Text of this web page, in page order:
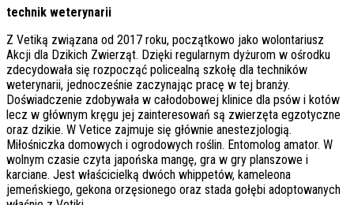
technik weterynarii
Z Vetiką związana od 2017 roku, początkowo jako wolontariusz
Akcji dla Dzikich Zwierząt. Dzięki regularnym dyżurom w ośrodku
zdecydowała się rozpocząć policealną szkołę dla techników
weterynarii, jednocześnie zaczynając pracę w tej branży.
Doświadczenie zdobywała w całodobowej klinice dla psów i kotów
lecz w głównym kręgu jej zainteresowań są zwierzęta egzotyczne
oraz dzikie. W Vetice zajmuje się głównie anestezjologią.
Miłośniczka domowych i ogrodowych roślin. Entomolog amator. W
wolnym czasie czyta japońska mangę, gra w gry planszowe i
karciane. Jest właścicielką dwóch whippetów, kameleona
jemeńskiego, gekona orzęsionego oraz stada gołębi adoptowanych